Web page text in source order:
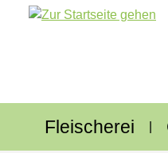
Hauptinhalt springen
Zur Suche springen
Zur Hauptnavigation
Fleischerei